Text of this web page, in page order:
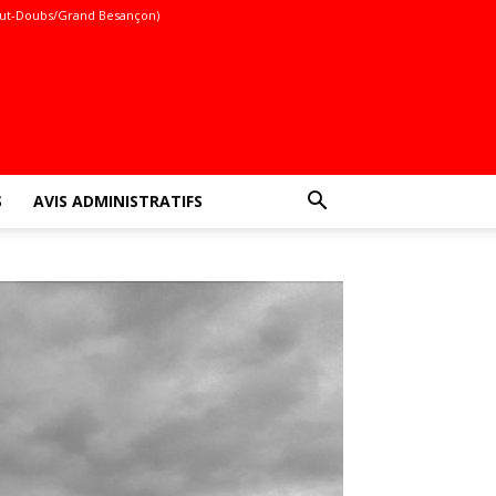
Doubs/Grand Besançon)
AVIS ADMINISTRATIFS